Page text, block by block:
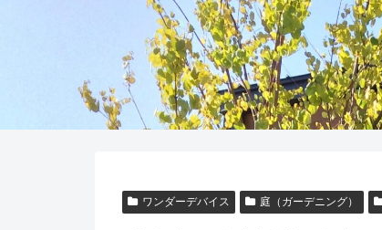
ワンダーデバイス 庭（ガーデニング）